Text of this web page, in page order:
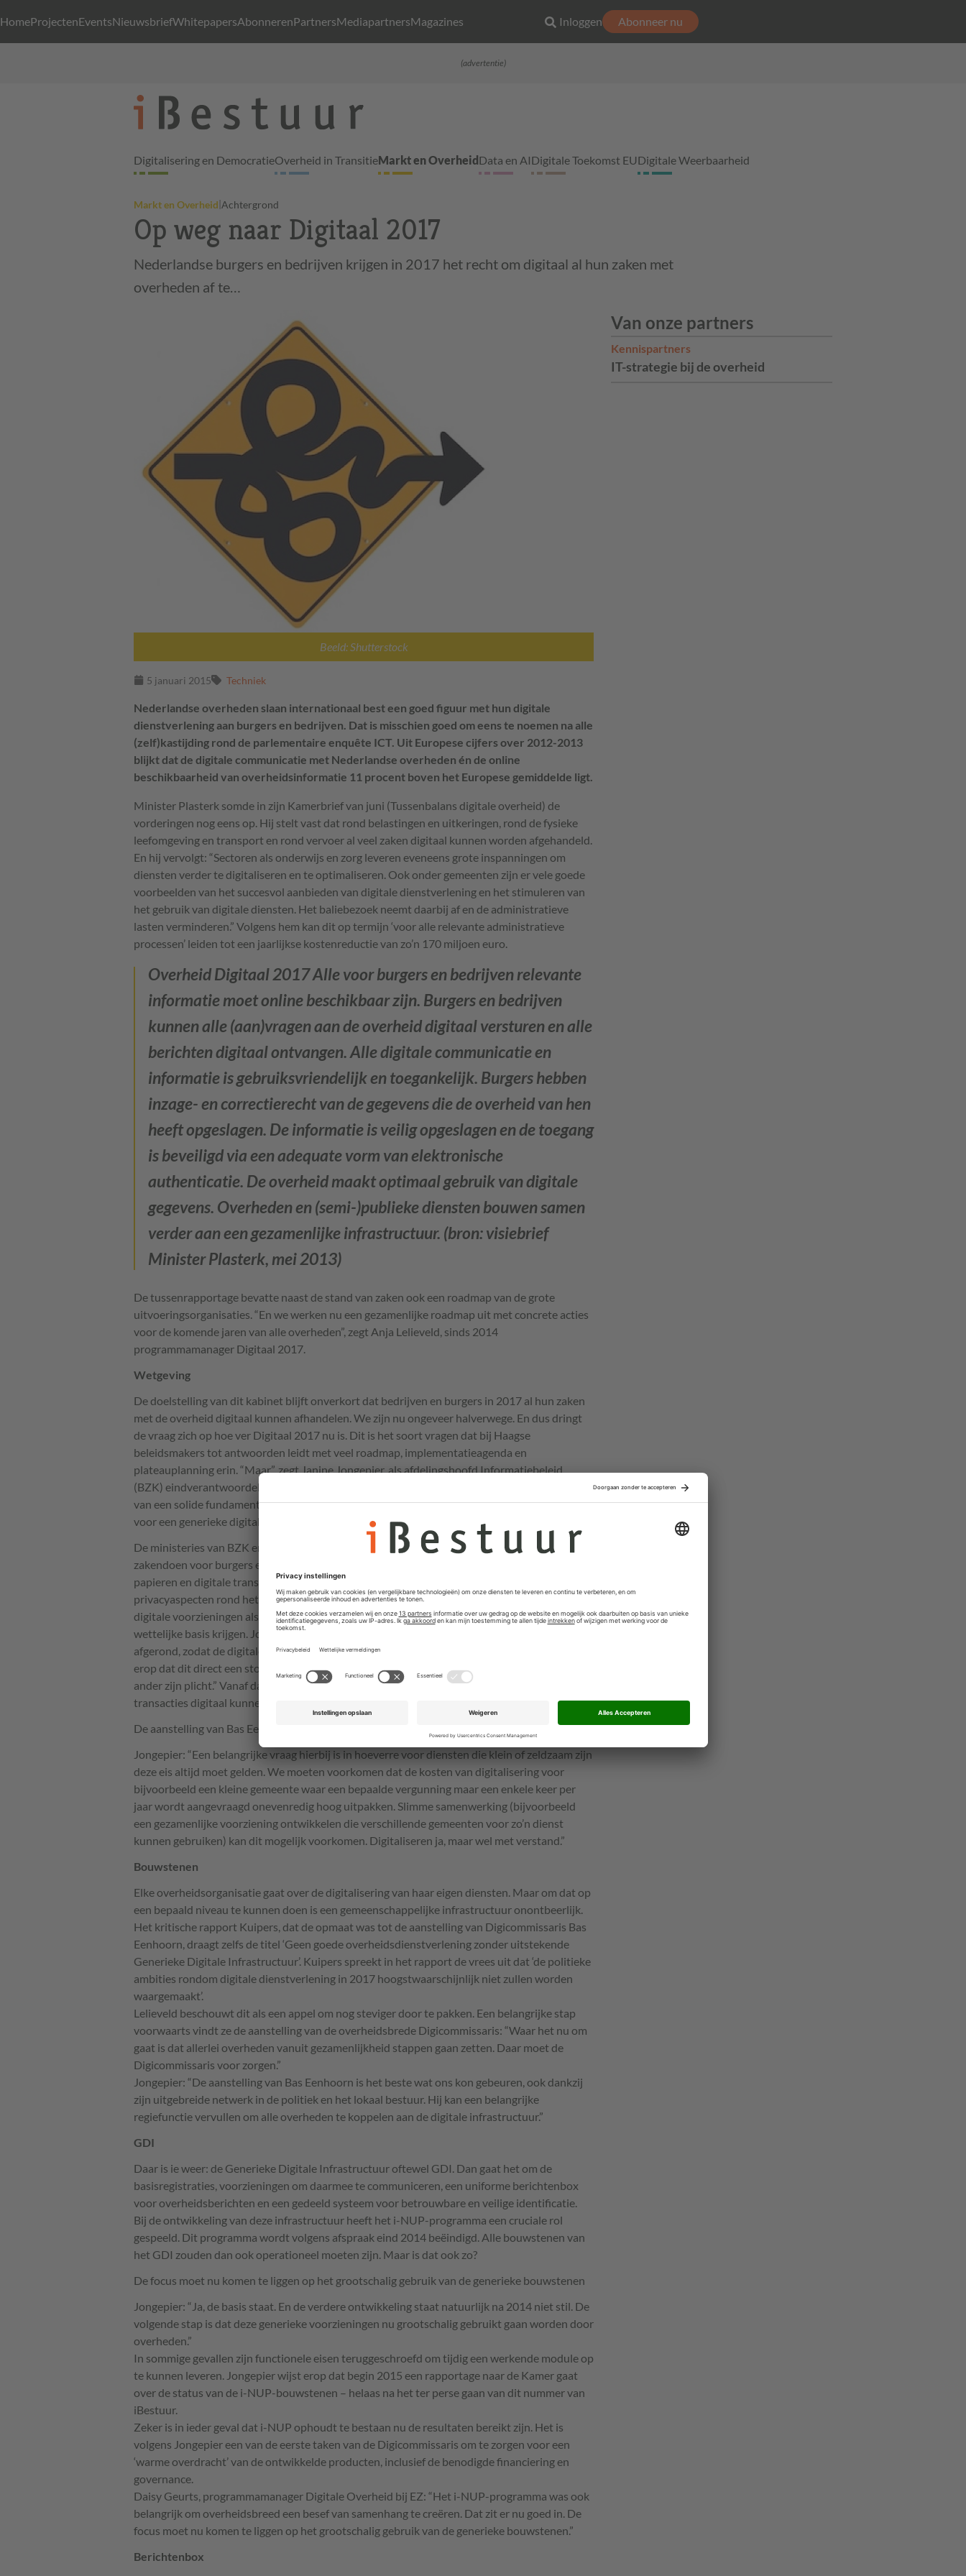
HomeProjectenEventsNieuwsbriefWhitepapersAbonnerenPartnersMediapartnersMagazines Inloggen Abonneer nu
(advertentie)
Digitalisering en DemocratieOverheid in TransitieMarkt en Overheid Data en AIDigitale Toekomst EUDigitale Weerbaarheid
Markt en Overheid|Achtergrond
Op weg naar Digitaal 2017
Nederlandse burgers en bedrijven krijgen in 2017 het recht om digitaal al hun zaken met
overheden af te…
Beeld: Shutterstock
5 januari 2015 Techniek
Van onze partners
Kennispartners
IT-strategie bij de overheid
Nederlandse overheden slaan internationaal best een goed figuur met hun digitale
dienstverlening aan burgers en bedrijven. Dat is misschien goed om eens te noemen na alle
(zelf)kastijding rond de parlementaire enquête ICT. Uit Europese cijfers over 2012-2013
blijkt dat de digitale communicatie met Nederlandse overheden én de online
beschikbaarheid van overheidsinformatie 11 procent boven het Europese gemiddelde ligt.
Minister Plasterk somde in zijn Kamerbrief van juni (Tussenbalans digitale overheid) de
vorderingen nog eens op. Hij stelt vast dat rond belastingen en uitkeringen, rond de fysieke
leefomgeving en transport en rond vervoer al veel zaken digitaal kunnen worden afgehandeld.
En hij vervolgt: “Sectoren als onderwijs en zorg leveren eveneens grote inspanningen om
diensten verder te digitaliseren en te optimaliseren. Ook onder gemeenten zijn er vele goede
voorbeelden van het succesvol aanbieden van digitale dienstverlening en het stimuleren van
het gebruik van digitale diensten. Het baliebezoek neemt daarbij af en de administratieve
lasten verminderen.” Volgens hem kan dit op termijn ‘voor alle relevante administratieve
processen’ leiden tot een jaarlijkse kostenreductie van zo’n 170 miljoen euro.
Overheid Digitaal 2017Alle voor burgers en bedrijven relevante
informatie moet online beschikbaar zijn. Burgers en bedrijven
kunnen alle (aan)vragen aan de overheid digitaal versturen en alle
berichten digitaal ontvangen. Alle digitale communicatie en
informatie is gebruiksvriendelijk en toegankelijk. Burgers hebben
inzage- en correctierecht van de gegevens die de overheid van hen
heeft opgeslagen. De informatie is veilig opgeslagen en de toegang
is beveiligd via een adequate vorm van elektronische
authenticatie. De overheid maakt optimaal gebruik van digitale
gegevens. Overheden en (semi-)publieke diensten bouwen samen
verder aan een gezamenlijke infrastructuur. (bron: visiebrief
Minister Plasterk, mei 2013)
De tussenrapportage bevatte naast de stand van zaken ook een roadmap van de grote
uitvoeringsorganisaties. “En we werken nu een gezamenlijke roadmap uit met concrete acties
voor de komende jaren van alle overheden”, zegt Anja Lelieveld, sinds 2014
programmamanager Digitaal 2017.
Wetgeving
De doelstelling van dit kabinet blijft onverkort dat bedrijven en burgers in 2017 al hun zaken
met de overheid digitaal kunnen afhandelen. We zijn nu ongeveer halverwege. En dus dringt
de vraag zich op hoe ver Digitaal 2017 nu is. Dit is het soort vragen dat bij Haagse
beleidsmakers tot antwoorden leidt met veel roadmap, implementatieagenda en
plateauplanning erin. “Maar”, zegt Janine Jongepier, als afdelingshoofd Informatiebeleid
(BZK) eindverantwoordelijk voor zowel i-
van een solide fundament. Dan gaat het om wetgeving en de ontwikkeling van bouwstenen
voor een generieke digitale infrastructuur (
).”
De ministeries van BZK en EZ zijn verantwoordelijk voor nieuwe wetgeving voor elektronisch
zakendoen voor burgers en bedrijven met de overheid. Daar komt een hoop bij kijken:
papieren en digitale transacties en identificatie moeten dezelfde rechtsgrond krijgen;
privacyaspecten rond het gebruik van basisregistraties dienen verder verankerd te worden, en
digitale voorzieningen als MijnOverheid en de berichtenboxen moeten een uitgebreidere
wettelijke basis krijgen. Jongepier verwacht dat dit wetgevingstraject in 2016 kan worden
afgerond, zodat de digitale overheid in 2017 een volwaardige juridische basis krijgt. Ze wijst
erop dat dit direct een stok achter de deur is voor alle overheden: “De één zijn recht is de
ander zijn plicht.” Vanaf dat moment kunnen elke burger en elk bedrijf namelijk eisen dat
transacties digitaal kunnen worden afgehandeld.
De aanstelling van Bas Eenhoorn is het beste wat ons kon gebeuren
Jongepier: “Een belangrijke vraag hierbij is in hoeverre voor diensten die klein of zeldzaam zijn
deze eis altijd moet gelden. We moeten voorkomen dat de kosten van digitalisering voor
bijvoorbeeld een kleine gemeente waar een bepaalde vergunning maar een enkele keer per
jaar wordt aangevraagd onevenredig hoog uitpakken. Slimme samenwerking (bijvoorbeeld
een gezamenlijke voorziening ontwikkelen die verschillende gemeenten voor zo’n dienst
kunnen gebruiken) kan dit mogelijk voorkomen. Digitaliseren ja, maar wel met verstand.”
Bouwstenen
Elke overheidsorganisatie gaat over de digitalisering van haar eigen diensten. Maar om dat op
een bepaald niveau te kunnen doen is een gemeenschappelijke infrastructuur onontbeerlijk.
Het kritische rapport Kuipers, dat de opmaat was tot de aanstelling van Digicommissaris Bas
Eenhoorn, draagt zelfs de titel ‘Geen goede overheidsdienstverlening zonder uitstekende
Generieke Digitale Infrastructuur’. Kuipers spreekt in het rapport de vrees uit dat ‘de politieke
ambities rondom digitale dienstverlening in 2017 hoogstwaarschijnlijk niet zullen worden
waargemaakt’.
Lelieveld beschouwt dit als een appel om nog steviger door te pakken. Een belangrijke stap
voorwaarts vindt ze de aanstelling van de overheidsbrede Digicommissaris: “Waar het nu om
gaat is dat allerlei overheden vanuit gezamenlijkheid stappen gaan zetten. Daar moet de
Digicommissaris voor zorgen.”
Jongepier: “De aanstelling van Bas Eenhoorn is het beste wat ons kon gebeuren, ook dankzij
zijn uitgebreide netwerk in de politiek en het lokaal bestuur. Hij kan een belangrijke
regiefunctie vervullen om alle overheden te koppelen aan de digitale infrastructuur.”
GDI
Daar is ie weer: de Generieke Digitale Infrastructuur oftewel GDI. Dan gaat het om de
basisregistraties, voorzieningen om daarmee te communiceren, een uniforme berichtenbox
voor overheidsberichten en een gedeeld systeem voor betrouwbare en veilige identificatie.
Bij de ontwikkeling van deze infrastructuur heeft het i-NUP-programma een cruciale rol
gespeeld. Dit programma wordt volgens afspraak eind 2014 beëindigd. Alle bouwstenen van
het GDI zouden dan ook operationeel moeten zijn. Maar is dat ook zo?
De focus moet nu komen te liggen op het grootschalig gebruik van de generieke bouwstenen
Jongepier: “Ja, de basis staat. En de verdere ontwikkeling staat natuurlijk na 2014 niet stil. De
volgende stap is dat deze generieke voorzieningen nu grootschalig gebruikt gaan worden door
overheden.”
In sommige gevallen zijn functionele eisen teruggeschroefd om tijdig een werkende module op
te kunnen leveren. Jongepier wijst erop dat begin 2015 een rapportage naar de Kamer gaat
over de status van de i-NUP-bouwstenen – helaas na het ter perse gaan van dit nummer van
iBestuur.
Zeker is in ieder geval dat i-NUP ophoudt te bestaan nu de resultaten bereikt zijn. Het is
volgens Jongepier een van de eerste taken van de Digicommissaris om te zorgen voor een
‘warme overdracht’ van de ontwikkelde producten, inclusief de benodigde financiering en
governance.
Daisy Geurts, programmamanager Digitale Overheid bij EZ: “Het i-NUP-programma was ook
belangrijk om overheidsbreed een besef van samenhang te creëren. Dat zit er nu goed in. De
focus moet nu komen te liggen op het grootschalig gebruik van de generieke bouwstenen.”
Berichtenbox